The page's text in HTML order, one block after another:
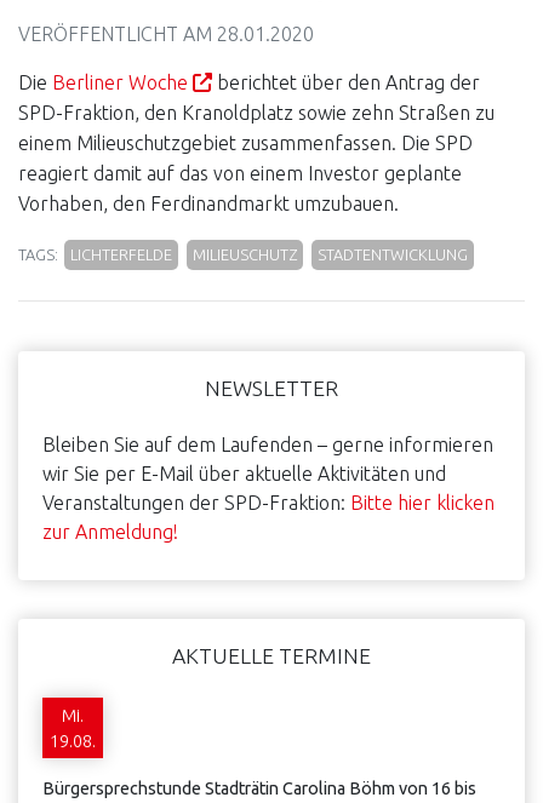
VERÖFFENTLICHT AM 28.01.2020
Die Berliner Woche
berichtet über den Antrag der
SPD-Fraktion, den Kranoldplatz sowie zehn Straßen zu
einem Milieuschutzgebiet zusammenfassen. Die SPD
reagiert damit auf das von einem Investor geplante
Vorhaben, den Ferdinandmarkt umzubauen.
TAGS: LICHTERFELDE MILIEUSCHUTZ STADTENTWICKLUNG
NEWSLETTER
Bleiben Sie auf dem Laufenden – gerne informieren
wir Sie per E-Mail über aktuelle Aktivitäten und
Veranstaltungen der SPD-Fraktion: Bitte hier klicken
zur Anmeldung!
AKTUELLE TERMINE
Mi.
19.08.
Bürgersprechstunde Stadträtin Carolina Böhm von 16 bis